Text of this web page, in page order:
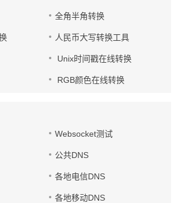
全角半角转换
人民币大写转换工具
Unix时间戳在线转换
RGB颜色在线转换
Websocket测试
公共DNS
各地电信DNS
各地移动DNS